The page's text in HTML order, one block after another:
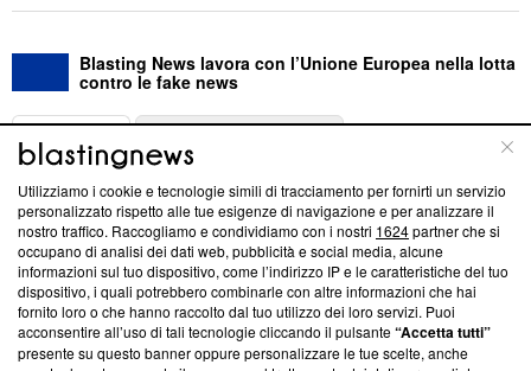
Blasting News lavora con l’Unione Europea nella lotta
contro le fake news
ABOUT
Questa sezione offre informazioni trasparenti su Blasting
News, sui nostri processi editoriali e su come ci impegniamo a
creare news di qualità. Inoltre, afferma la nostra aderenza a
‘Trust Project - News with Integrity’Blasting News non è
ancora membro del programma, ma ha richiesto di farne
parte; Trust Project non ha ancora effettuato una verifica di
conformità agli standard.
Utilizziamo i cookie e tecnologie simili di tracciamento per fornirti un servizio
personalizzato rispetto alle tue esigenze di navigazione e per analizzare il
nostro traffico. Raccogliamo e condividiamo con i nostri 1624partner che si
occupano di analisi dei dati web, pubblicità e social media, alcune
informazioni sul tuo dispositivo, come l’indirizzo IP e le caratteristiche del tuo
dispositivo, i quali potrebbero combinarle con altre informazioni che hai
fornito loro o che hanno raccolto dal tuo utilizzo dei loro servizi. Puoi
acconsentire all’uso di tali tecnologie cliccando il pulsante“Accetta tutti”
presente su questo banner oppure personalizzare le tue scelte, anche